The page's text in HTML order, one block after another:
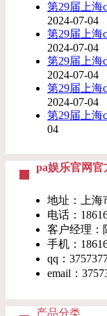
第29届上海
2024-07-04
第29届上海
2024-07-04
第29届上海
2024-07-04
第29届上海
2024-07-04
第29届上海
04
pa娱乐官网
地址：上海
电话：
客户经理：
手机：
qq：
email：
产品分类